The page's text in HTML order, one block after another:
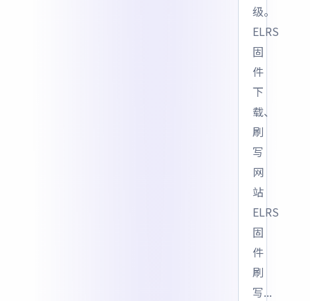
级。
ELRS
固
件
下
载、
刷
写
网
站
ELRS
固
件
刷
写...